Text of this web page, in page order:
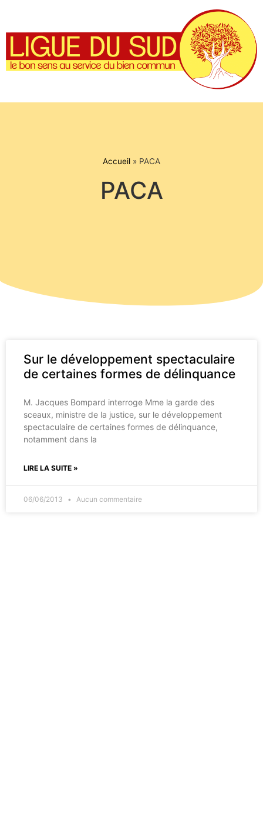
Accueil » PACA
PACA
Sur le développement spectaculaire
de certaines formes de délinquance
M. Jacques Bompard interroge Mme la garde des
sceaux, ministre de la justice, sur le développement
spectaculaire de certaines formes de délinquance,
notamment dans la
LIRE LA SUITE »
06/06/2013 Aucun commentaire